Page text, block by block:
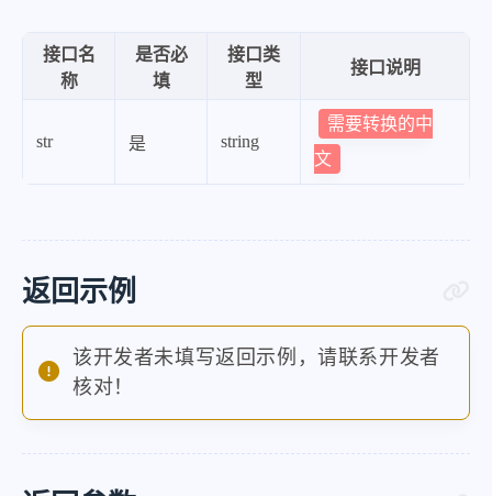
接口名
称
是否必
填
接口类
型
接口说明
str 是 string
需要转换的中
文
返回示例
该开发者未填写返回示例，请联系开发者
核对！